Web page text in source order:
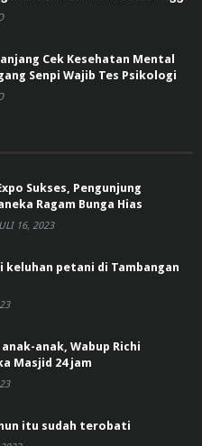
Cek Kesehatan Mental
Senpi Wajib Tes Psikologi
Sukses, Pengunjung
Ragam Bunga Hias
16, 2023
keluhan petani di Tambangan
anak, Wabup Richi
Masjid 24 jam
itu sudah terobati